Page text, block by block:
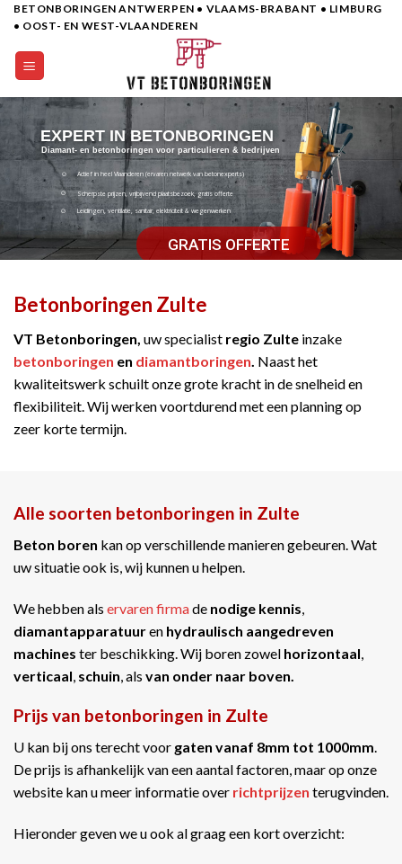
Skip
content
BETONBORINGEN ANTWERPEN • VLAAMS-BRABANT • LIMBURG
• OOST- EN WEST-VLAANDEREN
EXPERT IN BETONBORINGEN
Diamant- en betonboringen voor particulieren & bedrijven
Actief in heel Vlaanderen (ervaren netwerk van betonexperts)
Scherpste prijzen, vrijbijvend plaatsbezoek, gratis offerte
Leidingen, ventilatie, sanitair, elektriciteit & wegenwerken
GRATIS OFFERTE
Betonboringen Zulte
VT Betonboringen, uw specialist regio Zulte inzake
betonboringen en diamantboringen. Naast het
kwaliteitswerk schuilt onze grote kracht in de snelheid en
flexibiliteit. Wij werken voortdurend met een planning op
zeer korte termijn.
Alle soorten betonboringen in Zulte
Beton boren kan op verschillende manieren gebeuren. Wat
uw situatie ook is, wij kunnen u helpen.
We hebben als ervaren firmade nodige kennis
diamantapparatuuren hydraulisch aangedreven
machines ter beschikking. Wij boren zowel horizontaal
verticaal schuin , als van onder naar boven.
Prijs van betonboringen in Zulte
U kan bij ons terecht voor gaten vanaf 8mm tot 1000mm.
De prijs is afhankelijk van een aantal factoren, maar op onze
website kan u meer informatie over richtprijzen terugvinden.
Hieronder geven we u ook al graag een kort overzicht: